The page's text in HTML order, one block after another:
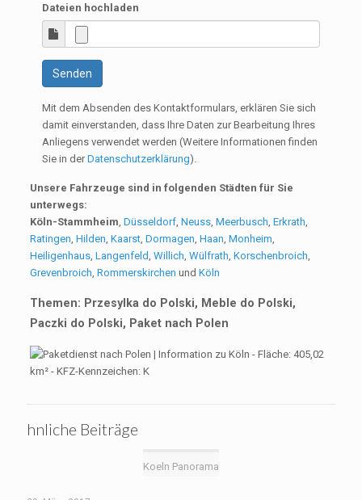
Dateien hochladen
Senden
Mit dem Absenden des Kontaktformulars, erklären Sie sich
damit einverstanden, dass Ihre Daten zur Bearbeitung Ihres
Anliegens verwendet werden (Weitere Informationen finden
Sie in derDatenschutzerklärung).
Unsere Fahrzeuge sind in folgenden Städten für Sie
unterwegs:
Köln-Stammheim Düsseldorf, Neuss, Meerbusch Erkrath
Ratingen Hilden Kaarst, Dormagen Haan Monheim
Heiligenhaus, Langenfeld Willich Wülfrath Korschenbroich
Grevenbroich Rommerskirchen und Köln
Themen: Przesylka do Polski, Meble do Polski,
Paczki do Polski, Paket nach Polen
hnliche Beiträge
Koeln Panorama